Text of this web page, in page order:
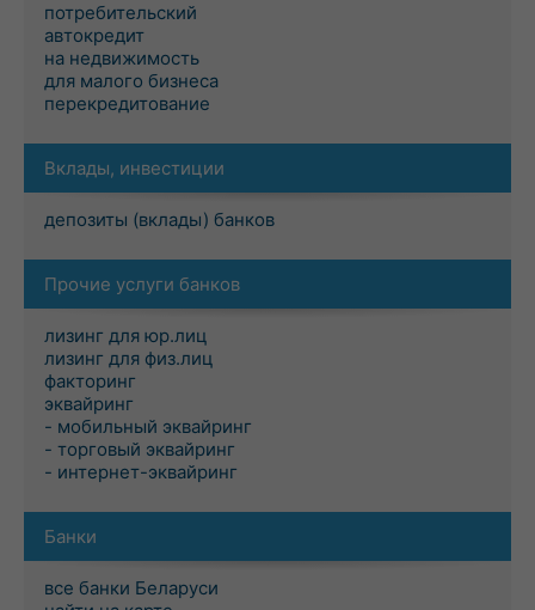
потребительский
автокредит
на недвижимость
для малого бизнеса
перекредитование
Вклады, инвестиции
депозиты (вклады) банков
Прочие услуги банков
лизинг для юр.лиц
лизинг для физ.лиц
факторинг
эквайринг
- мобильный эквайринг
- торговый эквайринг
- интернет-эквайринг
Банки
все банки Беларуси